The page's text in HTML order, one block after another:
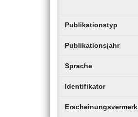
Publikationstyp
Publikationsjahr
Sprache
Identifikator
Erscheinungsvermerk